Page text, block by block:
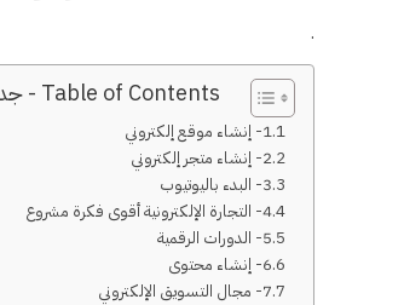
.
Table of Contents - جدول المحتوى
1- إنشاء موقع إلكتروني
2- إنشاء متجر إلكتروني
3- البدء باليوتيوب
4- التجارة الإلكترونية أقوى فكرة مشروع
5- الدورات الرقمية
6- إنشاء محتوى
7- مجال التسويق الإلكتروني